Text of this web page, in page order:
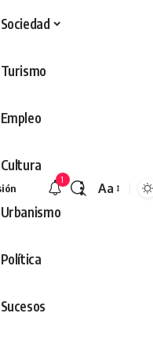
Sociedad
Turismo
Empleo
Cultura
Urbanismo
Política
Sucesos
1
Aa